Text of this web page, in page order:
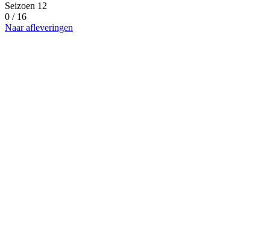
Seizoen 12
0 / 16
Naar afleveringen